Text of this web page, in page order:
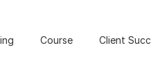
Course Client